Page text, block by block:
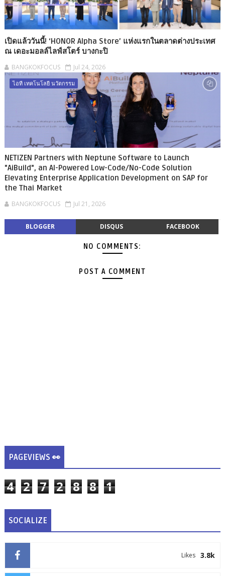
เปิดแล้ววันนี้! ‘HONOR Alpha Store’ แห่งแรกในตลาดต่างประเทศ
ณ เดอะมอลล์ไลฟ์สโตร์ บางกะปิ
BANGKOKFOCUS Jul 24, 2026
ไอที เทคโนโลยี นวัตกรรม
NETIZEN Partners with Neptune Software to Launch
"AiBuild", an AI-Powered Low-Code/No-Code Solution
Elevating Enterprise Application Development on SAP for
the Thai Market
BANGKOKFOCUS Jul 21, 2026
BLOGGER DISQUS FACEBOOK
NO COMMENTS:
POST A COMMENT
PAGEVIEWS 👀
4 2 7 2 8 8 1
SOCIALIZE
3.8k
Likes